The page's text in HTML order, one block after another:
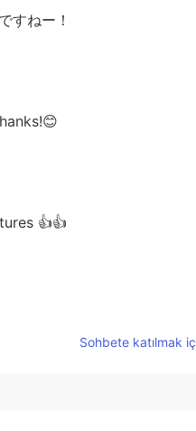
すねー！
👍👍
Sohbete katılmak